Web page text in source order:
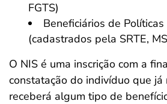
FGTS)
Beneficiários de Políticas
(cadastrados pela SRTE,
O NIS é uma inscrição com a
constatação do indivíduo que já
receberá algum tipo de